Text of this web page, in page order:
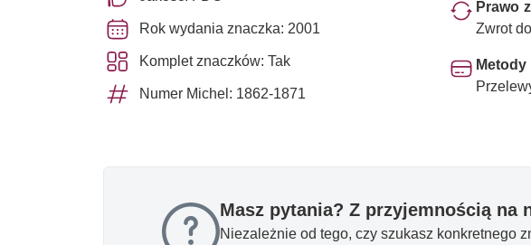
Rok wydania znaczka: 2001
Komplet znaczków: Tak
Numer Michel: 1862-1871
Prawo
Zwrot
Metody
Masz pytania? Z przyjemnością na
Niezależnie od tego, czy szukasz konkretnego